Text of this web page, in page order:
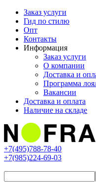
Заказ услуги
Гид по стилю
Опт
Контакты
Информация
Заказ услуги
О компании
Доставка и
Программа
Вакансии
Доставка и оплата
Наличие на складе
+7(495)788-78-40
+7(985)224-69-03